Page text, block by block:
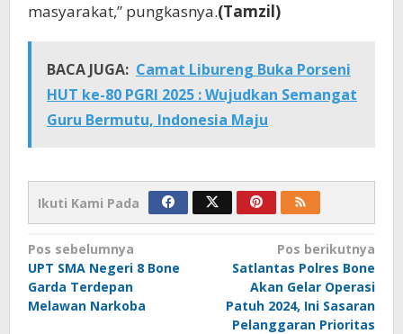
masyarakat,” pungkasnya.(Tamzil)
BACA JUGA: Camat Libureng Buka Porseni
HUT ke-80 PGRI 2025 : Wujudkan Semangat
Guru Bermutu, Indonesia Maju
Ikuti Kami Pada
Navigasi
pos
Pos sebelumnya
UPT SMA Negeri 8 Bone
Garda Terdepan
Melawan Narkoba
Pos berikutnya
Satlantas Polres Bone
Akan Gelar Operasi
Patuh 2024, Ini Sasaran
Pelanggaran Prioritas